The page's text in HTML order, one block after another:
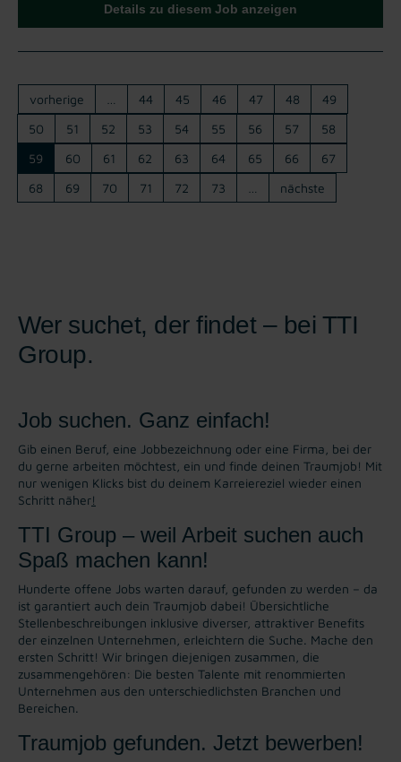
Details zu diesem Job anzeigen
vorherige 44 45 46 47 48
49
50
51 52 53 54 55 56 57
58
59
60 61 62 63 64 65 66
67
68
69 70 71 72 73 nächste
Wer suchet, der findet – bei TTI
Group.
Job suchen. Ganz einfach!
Gib einen Beruf, eine Jobbezeichnung oder eine Firma, bei der
du gerne arbeiten möchtest, ein und finde deinen Traumjob! Mit
nur wenigen Klicks bist du deinem Karreiereziel wieder einen
Schritt näher!
TTI Group – weil Arbeit suchen auch
Spaß machen kann!
Hunderte offene Jobs warten darauf, gefunden zu werden – da
ist garantiert auch dein Traumjob dabei! Übersichtliche
Stellenbeschreibungen inklusive diverser, attraktiver Benefits
der einzelnen Unternehmen, erleichtern die Suche. Mache den
ersten Schritt! Wir bringen diejenigen zusammen, die
zusammengehören: Die besten Talente mit renommierten
Unternehmen aus den unterschiedlichsten Branchen und
Bereichen.
Traumjob gefunden. Jetzt bewerben!